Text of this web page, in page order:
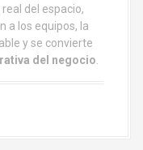
del espacio,
a los equipos, la
y se convierte
del negocio.